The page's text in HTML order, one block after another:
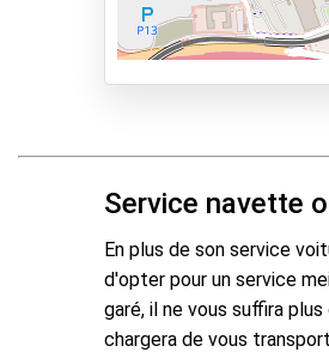
Park & Walk
Service navette
En plus de son service
d'opter pour un service
garé, il ne vous suffira
chargera de vous